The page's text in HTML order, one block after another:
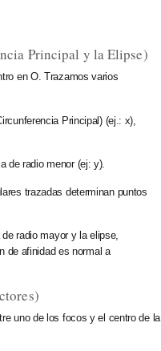
Principal y la Elipse)
en O. Trazamosvarios
Principal) (ej.: x),
de radio menor(ej: y).
trazadas determinan puntos
radio mayor y la elipse,
de afinidad es normal a
uno de los focos y el centro de la